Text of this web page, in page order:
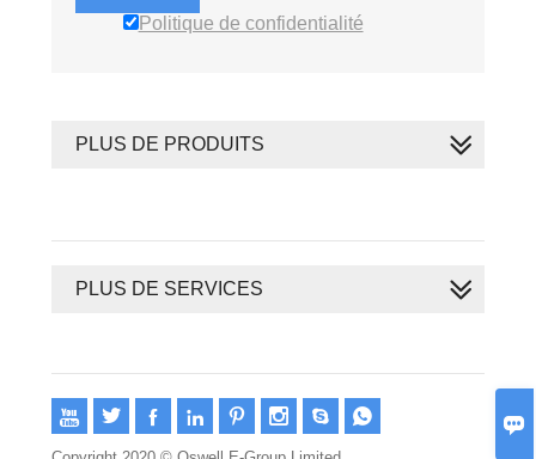

Politique de confidentialité
PLUS DE PRODUITS
PLUS DE SERVICES
       